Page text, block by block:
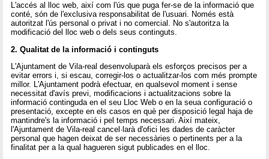
L'accés al lloc web, així com l'ús que puga fer-se de la informació que
conté, són de l'exclusiva responsabilitat de l'usuari. Només està
autoritzat l'ús personal o privat i no comercial. No s'autoritza la
modificació del lloc web o dels seus continguts.
2. Qualitat de la informació i continguts
L'Ajuntament de Vila-real desenvoluparà els esforços precisos per a
evitar errors i, si escau, corregir-los o actualitzar-los com més prompte
millor. L'Ajuntament podrà efectuar, en qualsevol moment i sense
necessitat d'avís previ, modificacions i actualitzacions sobre la
informació continguda en el seu Lloc Web o en la seua configuració o
presentació, excepte en els casos en què per disposició legal haja de
mantindre's la informació i pel temps necessari. Així mateix,
l'Ajuntament de Vila-real cancel·larà d'ofici les dades de caràcter
personal que hagen deixat de ser necessàries o pertinents per a la
finalitat per a la qual hagueren sigut publicades en el lloc.